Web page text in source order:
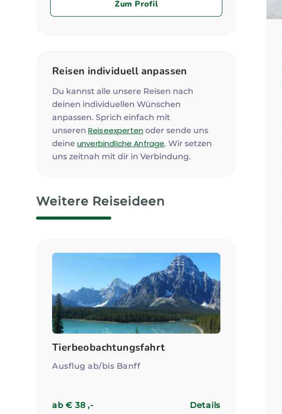
Zum Profil
Reisen individuell anpassen
Du kannst alle unsere Reisen nach
deinen individuellen Wünschen
anpassen. Sprich einfach mit
unseren Reiseexpertenoder sende uns
deine unverbindliche Anfrage. Wir setzen
uns zeitnah mit dir in Verbindung.
Weitere Reiseideen
Tierbeobachtungsfahrt
Ausflug ab/bis Banff
ab € 38 ,- Details